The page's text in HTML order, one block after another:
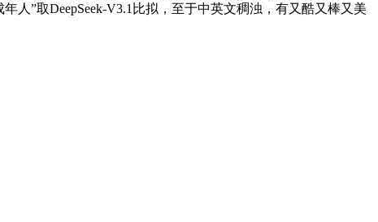
人”取DeepSeek-V3.1比拟，至于中英文稠浊，有又酷又棒又美